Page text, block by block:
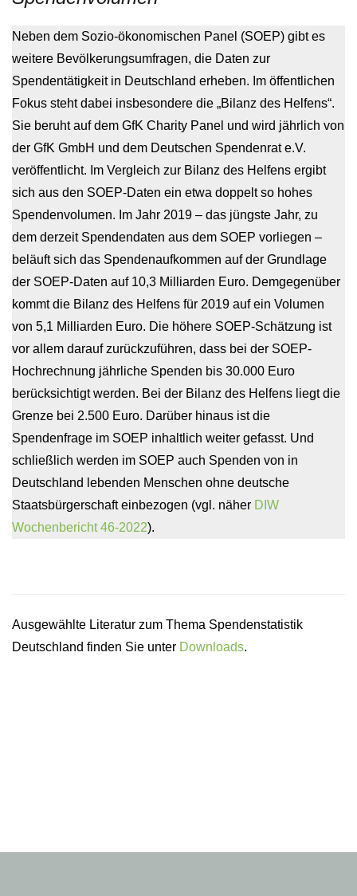
Neben dem Sozio-ökonomischen Panel (SOEP) gibt es
weitere Bevölkerungsumfragen, die Daten zur
Spendentätigkeit in Deutschland erheben. Im öffentlichen
Fokus steht dabei insbesondere die „Bilanz des Helfens“.
Sie beruht auf dem GfK Charity Panel und wird jährlich von
der GfK GmbH und dem Deutschen Spendenrat e.V.
veröffentlicht. Im Vergleich zur Bilanz des Helfens ergibt
sich aus den SOEP-Daten ein etwa doppelt so hohes
Spendenvolumen. Im Jahr 2019 – das jüngste Jahr, zu
dem derzeit Spendendaten aus dem SOEP vorliegen –
beläuft sich das Spendenaufkommen auf der Grundlage
der SOEP-Daten auf 10,3 Milliarden Euro. Demgegenüber
kommt die Bilanz des Helfens für 2019 auf ein Volumen
von 5,1 Milliarden Euro. Die höhere SOEP-Schätzung ist
vor allem darauf zurückzuführen, dass bei der SOEP-
Hochrechnung jährliche Spenden bis 30.000 Euro
berücksichtigt werden. Bei der Bilanz des Helfens liegt die
Grenze bei 2.500 Euro. Darüber hinaus ist die
Spendenfrage im SOEP inhaltlich weiter gefasst. Und
schließlich werden im SOEP auch Spenden von in
Deutschland lebenden Menschen ohne deutsche
Staatsbürgerschaft einbezogen (vgl. näher DIW
Wochenbericht 46-2022).
Ausgewählte Literatur zum Thema Spendenstatistik
Deutschland finden Sie unter Downloads.